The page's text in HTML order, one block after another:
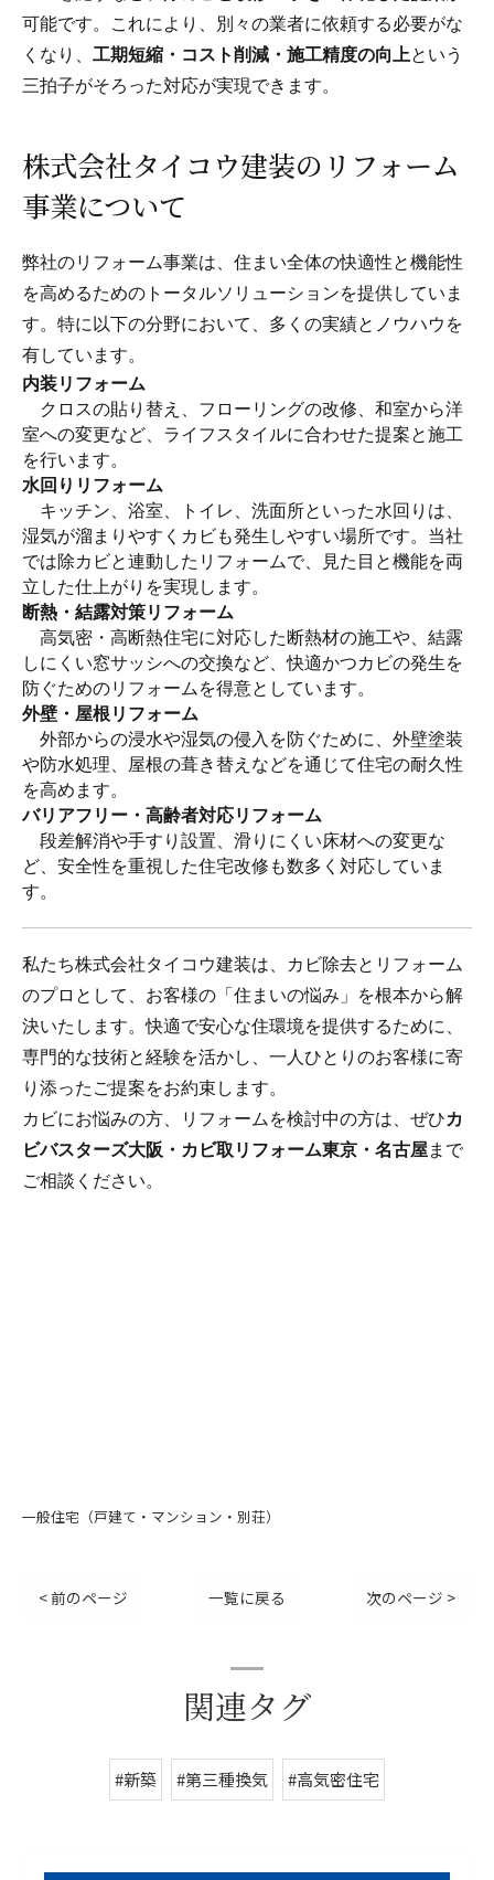
可能です。これにより、別々の業者に依頼する必要がな
くなり、 工期短縮・コスト削減・施工精度の向上 という
三拍子がそろった対応が実現できます。
株式会社タイコウ建装のリフォーム
事業について
弊社のリフォーム事業は、住まい全体の快適性と機能性
を高めるためのトータルソリューションを提供していま
す。特に以下の分野において、多くの実績とノウハウを
有しています。
内装リフォーム
クロスの貼り替え、フローリングの改修、和室から洋
室への変更など、ライフスタイルに合わせた提案と施工
を行います。
水回りリフォーム
キッチン、浴室、トイレ、洗面所といった水回りは、
湿気が溜まりやすくカビも発生しやすい場所です。当社
では除カビと連動したリフォームで、見た目と機能を両
立した仕上がりを実現します。
断熱・結露対策リフォーム
高気密・高断熱住宅に対応した断熱材の施工や、結露
しにくい窓サッシへの交換など、快適かつカビの発生を
防ぐためのリフォームを得意としています。
外壁・屋根リフォーム
外部からの浸水や湿気の侵入を防ぐために、外壁塗装
や防水処理、屋根の葺き替えなどを通じて住宅の耐久性
を高めます。
バリアフリー・高齢者対応リフォーム
段差解消や手すり設置、滑りにくい床材への変更な
ど、安全性を重視した住宅改修も数多く対応していま
す。
私たち株式会社タイコウ建装は、カビ除去とリフォーム
のプロとして、お客様の「住まいの悩み」を根本から解
決いたします。快適で安心な住環境を提供するために、
専門的な技術と経験を活かし、一人ひとりのお客様に寄
り添ったご提案をお約束します。
カビにお悩みの方、リフォームを検討中の方は、ぜひ カ
ビバスターズ大阪・カビ取リフォーム東京・名古屋 まで
ご相談ください。
一般住宅（戸建て・マンション・別荘）
< 前のページ 一覧に戻る 次のページ >
関連タグ
#新築 #第三種換気 #高気密住宅